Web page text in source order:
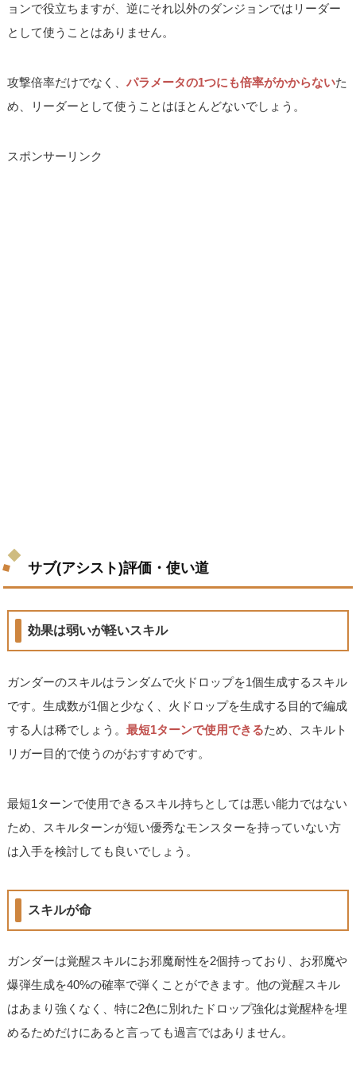
ョンで役立ちますが、逆にそれ以外のダンジョンではリーダー
として使うことはありません。
攻撃倍率だけでなく、パラメータの1つにも倍率がかからないた
め、リーダーとして使うことはほとんどないでしょう。
スポンサーリンク
サブ(アシスト)評価・使い道
効果は弱いが軽いスキル
ガンダーのスキルはランダムで火ドロップを1個生成するスキル
です。生成数が1個と少なく、火ドロップを生成する目的で編成
する人は稀でしょう。最短1ターンで使用できるため、スキルト
リガー目的で使うのがおすすめです。
最短1ターンで使用できるスキル持ちとしては悪い能力ではない
ため、スキルターンが短い優秀なモンスターを持っていない方
は入手を検討しても良いでしょう。
スキルが命
ガンダーは覚醒スキルにお邪魔耐性を2個持っており、お邪魔や
爆弾生成を40%の確率で弾くことができます。他の覚醒スキル
はあまり強くなく、特に2色に別れたドロップ強化は覚醒枠を埋
めるためだけにあると言っても過言ではありません。